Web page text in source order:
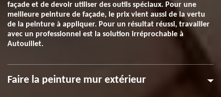
façade et de devoir utiliser des outils spéciaux. Pour une
meilleure peinture de façade, le prix vient aussi de la vertu
de la peinture à appliquer. Pour un résultat réussi, travailler
avec un professionnel est la solution irréprochable à
Autouillet.
Faire la peinture mur extérieur